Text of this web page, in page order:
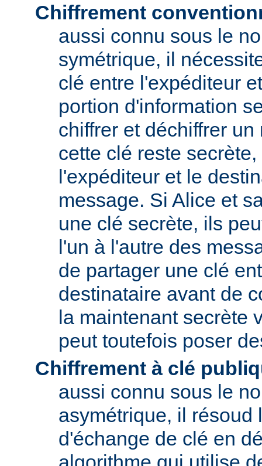
Chiffrement
aussi connu sous le
symétrique, il
clé entre l'expéditeur
portion d'information
chiffrer et déchiffrer
cette clé reste
l'expéditeur et le
message. Si Alice et
une clé secrète, ils
l'un à l'autre des
de partager une clé
destinataire avant de
la maintenant secrète
peut toutefois poser
Chiffrement à clé
aussi connu sous le
asymétrique, il résoud
d'échange de clé en